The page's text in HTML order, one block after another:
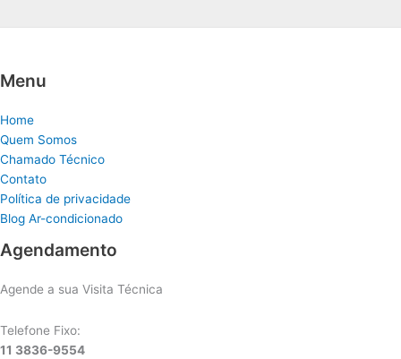
Menu
Home
Quem Somos
Chamado Técnico
Contato
Política de privacidade
Blog Ar-condicionado
Agendamento
Agende a sua Visita Técnica
Telefone Fixo:
11 3836-9554